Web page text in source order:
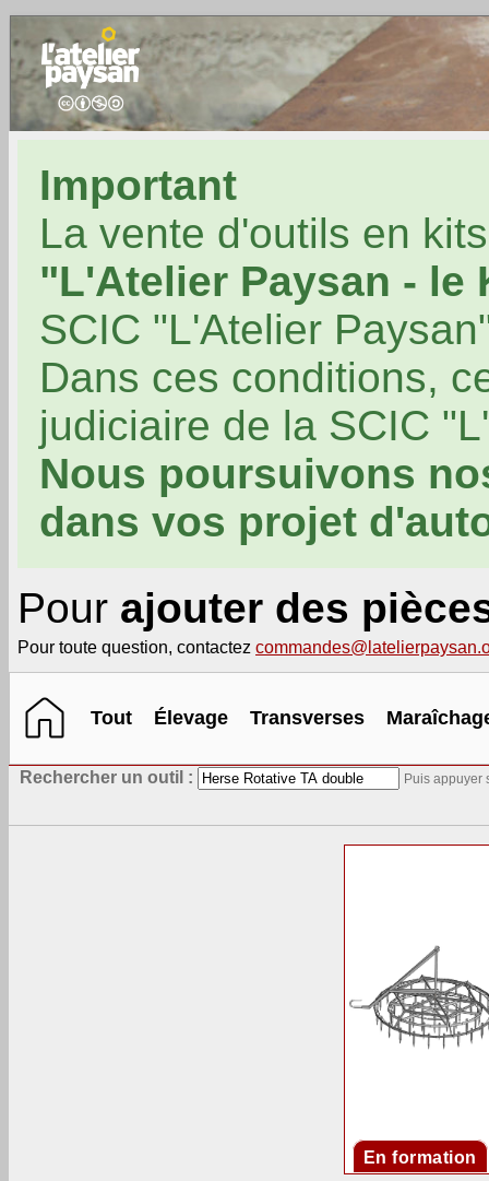
Important
La vente d'outils en
"L'Atelier Paysan - le
SCIC "L'Atelier
Dans ces conditions,
judiciaire de la SCIC
Nous poursuivons
dans vos projet
Pour ajouter des
Pour toute question, contactez
Tout Élevage Transverses
Rechercher un outil : Puis appuyer
En formation